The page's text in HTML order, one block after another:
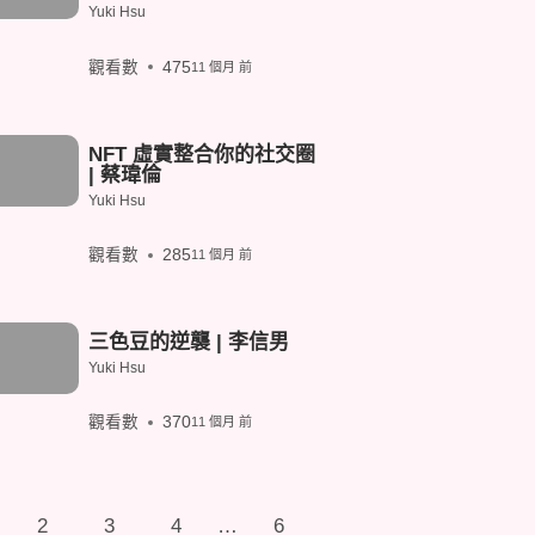
Yuki Hsu
觀看數 47511 個月 前
NFT 虛實整合你的社交圈
| 蔡瑋倫
Yuki Hsu
觀看數 28511 個月 前
三色豆的逆襲 | 李信男
Yuki Hsu
觀看數 37011 個月 前
2 3 4 … 6